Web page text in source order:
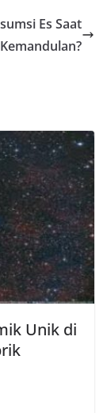
Es Saat
Unik di